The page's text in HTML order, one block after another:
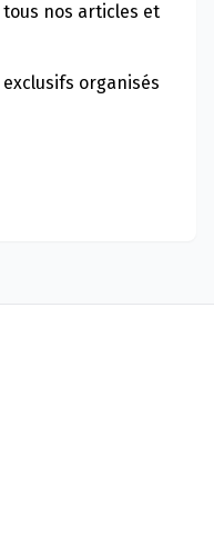
nos articles et
organisés